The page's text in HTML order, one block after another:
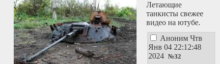
Летающие
танкисты свежее
видео на ютубе.
Аноним Чтв
Янв 04 22:12:48
2024 №32